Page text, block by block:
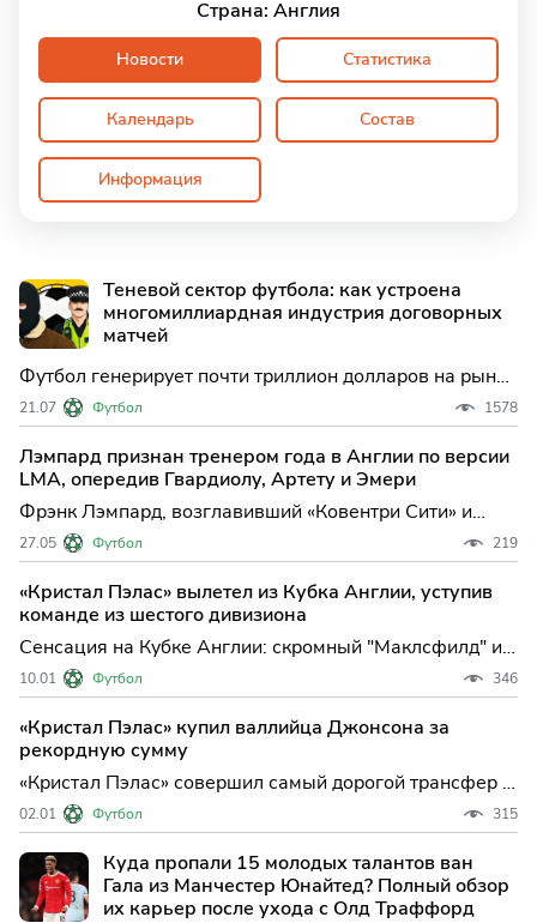
Страна: Англия
Новости Статистика
Календарь Состав
Информация
Теневой сектор футбола: как устроена
многомиллиардная индустрия договорных
матчей
Футбол генерирует почти триллион долларов на рынке
спортивных ставок ежегодно, что делает его главной
мишенью для транснациональных преступных
группировок. Препарируем изнанку игры: от
технологичных манипуляций с отключением
прожекторов до паразитиче
21.07 Футбол 1578
Лэмпард признан тренером года в Англии по версии
LMA, опередив Гвардиолу, Артету и Эмери
Фрэнк Лэмпард, возглавивший «Ковентри Сити» и
вернувший клуб в элиту английского футбола спустя
более двух десятилетий, удостоился звания лучшего
тренера года по версии Ассоциации менеджеров лиги
(LMA). Это признание стало логичным итогом
выдающегося
27.05 Футбол 219
«Кристал Пэлас» вылетел из Кубка Англии, уступив
команде из шестого дивизиона
Сенсация на Кубке Англии: скромный "Маклсфилд" из
шестого дивизиона сотворил одну из самых громких
сенсаций нынешнего розыгрыша, выбив из турнира
представителя Премьер-лиги — "Кристал Пэлас". Этот
результат не только удивил болельщиков, но и вновь
на
10.01 Футбол 346
«Кристал Пэлас» купил валлийца Джонсона за
рекордную сумму
«Кристал Пэлас» совершил самый дорогой трансфер в
своей истории, подписав валлийского полузащитника
Бреннана Джонсона из «Тоттенхэма». Этот шаг может
стать ключевым для амбиций клуба в текущем сезоне
АПЛ и заметно усилить атакующий потенциал
команды
02.01 Футбол 315
Куда пропали 15 молодых талантов ван
Гала из Манчестер Юнайтед? Полный обзор
их карьер после ухода с Олд Траффорд